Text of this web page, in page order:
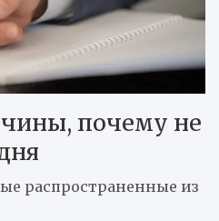
почему не
распространенные из